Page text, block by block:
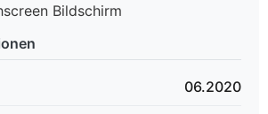
Finanzierung. Optional mit
in der Rate integriert. Wir erklären alles
Ihre Bedürfnisse abgestimmt.
Bildschirm
06.2020